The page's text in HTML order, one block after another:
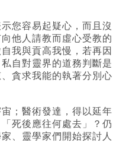
您容易起疑心，而且沒
他人請教而虛心受教的
我與貢高我慢，若再因
自對靈界的道務判斷是
貪求我能的執著分別心
；醫術發達，得以延年
死後應往何處去」？仍
、靈學家們開始探討人